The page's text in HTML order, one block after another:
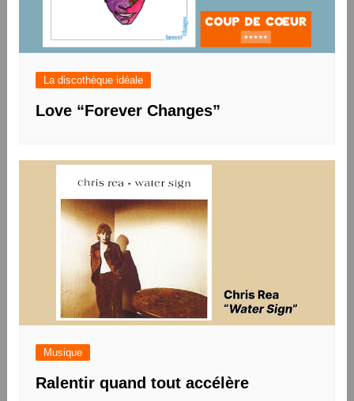
La discothèque idéale
Love “Forever Changes”
Musique
Ralentir quand tout accélère